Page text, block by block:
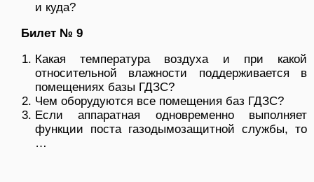
и куда?
Билет № 9
Какая температура воздуха и при какой
относительной влажности поддерживается в
помещениях базы ГДЗС?
Чем оборудуются все помещения баз ГДЗС?
Если аппаратная одновременно выполняет
функции поста газодымозащитной службы, то
…